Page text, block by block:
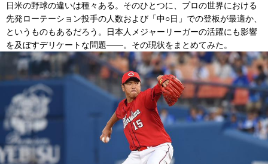
日米の野球の違いは種々ある。そのひとつに、プロの世界における
先発ローテーション投手の人数および「中○日」での登板が最適か、
というものもあるだろう。日本人メジャーリーガーの活躍にも影響
を及ぼすデリケートな問題――。その現状をまとめてみた。